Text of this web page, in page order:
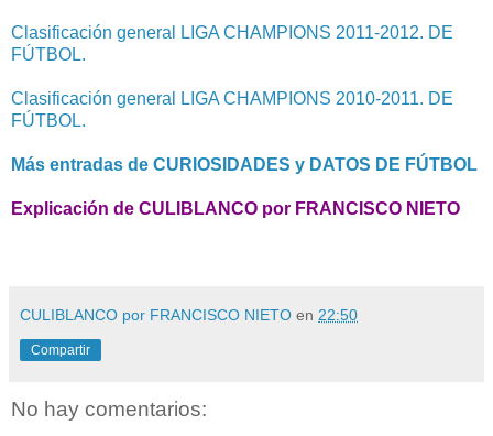
Clasificación general LIGA CHAMPIONS 2011-2012. DE
FÚTBOL.
Clasificación general LIGA CHAMPIONS 2010-2011. DE
FÚTBOL.
Más entradas de CURIOSIDADES y DATOS DE FÚTBOL
Explicación de CULIBLANCO por FRANCISCO NIETO
CULIBLANCO por FRANCISCO NIETO en 22:50
Compartir
No hay comentarios: